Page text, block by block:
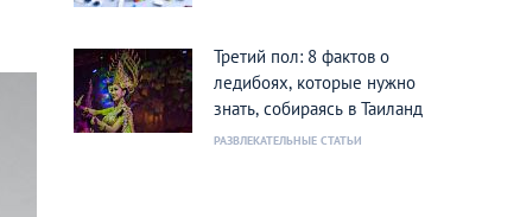
Третий пол: 8 фактов о
ледибоях, которые нужно
знать, собираясь в Таиланд
РАЗВЛЕКАТЕЛЬНЫЕ СТАТЬИ